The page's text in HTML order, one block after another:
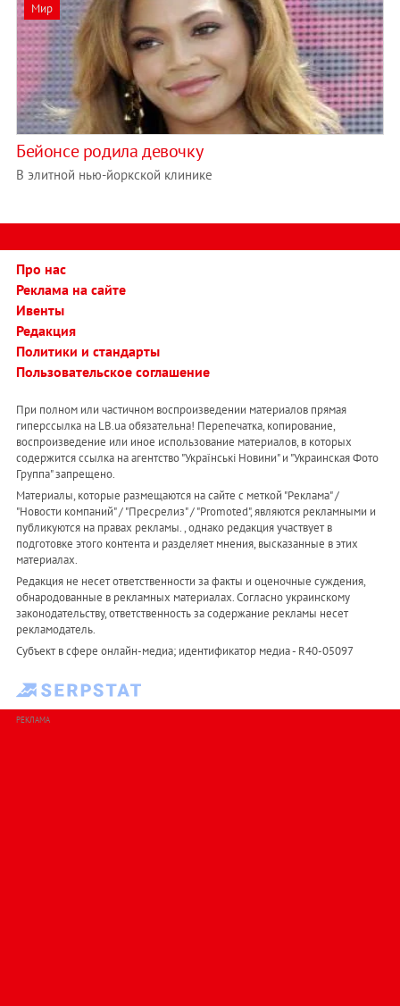
Мир
Бейонсе родила девочку
В элитной нью-йоркской клинике
Про нас
Реклама на сайте
Ивенты
Редакция
Политики и стандарты
Пользовательское соглашение
При полном или частичном воспроизведении материалов прямая
гиперссылка на LB.ua обязательна! Перепечатка, копирование,
воспроизведение или иное использование материалов, в которых
содержится ссылка на агентство "Українськi Новини" и "Украинская Фото
Группа" запрещено.
Материалы, которые размещаются на сайте с меткой "Реклама" /
"Новости компаний" / "Пресрелиз" / "Promoted", являются рекламными и
публикуются на правах рекламы. , однако редакция участвует в
подготовке этого контента и разделяет мнения, высказанные в этих
материалах.
Редакция не несет ответственности за факты и оценочные суждения,
обнародованные в рекламных материалах. Согласно украинскому
законодательству, ответственность за содержание рекламы несет
рекламодатель.
Субъект в сфере онлайн-медиа; идентификатор медиа - R40-05097
РЕКЛАМА